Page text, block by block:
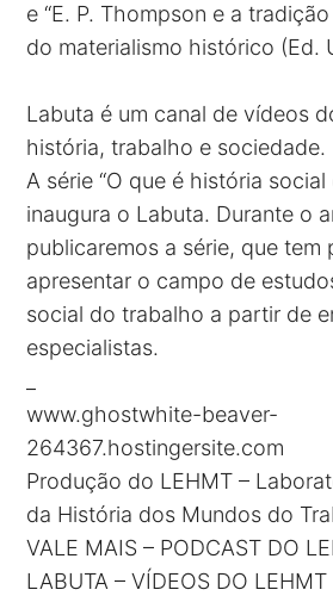
e “E. P. Thompson e a
do materialismo histórico (Ed.
Labuta é um canal de vídeos
história, trabalho e sociedade.
A série “O que é história
inaugura o Labuta. Durante o
publicaremos a série, que tem
apresentar o campo de
social do trabalho a partir de
especialistas.
www.ghostwhite-beaver-
264367.hostingersite.com
Produção do LEHMT –
da História dos Mundos do
VALE MAIS – PODCAST DO
LABUTA – VÍDEOS DO LEHMT